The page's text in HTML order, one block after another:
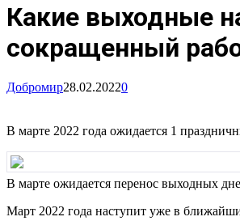
Какие выходные
сокращенный
Добромир28.02.20220
В марте 2022 года ожидается 1
В марте ожидается перенос выходных
Март 2022 года наступит уже в